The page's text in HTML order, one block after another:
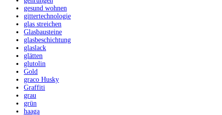
gesund wohnen
gittertechnologie
glas streichen
Glasbausteine
glasbeschichtung
glaslack
glätten
glutolin
Gold
graco Husky
Graffiti
grau
grün
haaga